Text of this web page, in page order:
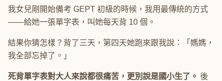
我女兒剛開始備考 GEPT 初級的時候，我用最傳統的方式
——給她一張單字表，叫她每天背 10 個。
結果你猜怎樣？背了三天，第四天她跑來跟我說：「媽媽，
我全部忘掉了。」
死背單字表對大人來說都很痛苦，更別說是國小生了。 後